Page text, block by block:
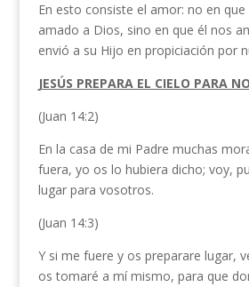
En esto consiste el amor: no en
amado a Dios, sino en que él nos
envió a su Hijo en propiciación por
JESÚS PREPARA EL CIELO PARA
(Juan 14:2)
En la casa de mi Padre muchas
fuera, yo os lo hubiera dicho; voy,
lugar para vosotros.
(Juan 14:3)
Y si me fuere y os preparare lugar,
os tomaré a mí mismo, para que